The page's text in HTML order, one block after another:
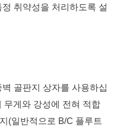
취약성을 처리하도록 설
골판지 상자를 사용하십
무게와 강성에 전혀 적합
(일반적으로 B/C 플루트